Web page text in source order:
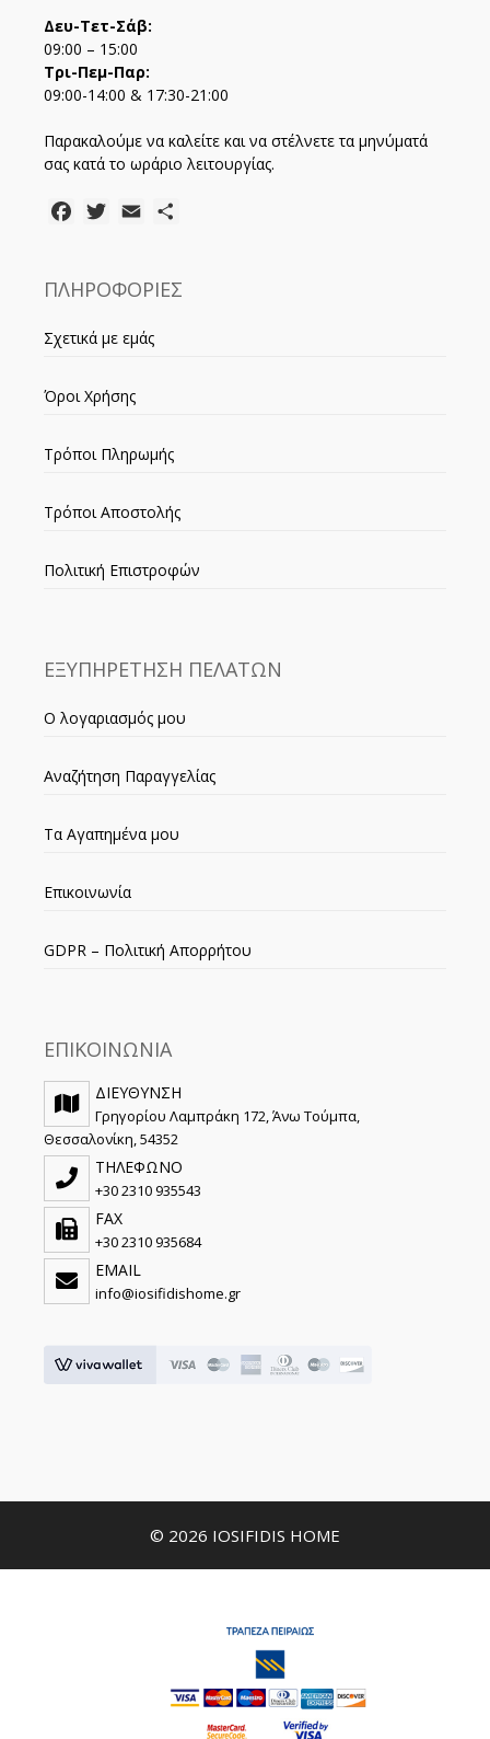
Δευ-Τετ-Σάβ:
09:00 – 15:00
Τρι-Πεμ-Παρ:
09:00-14:00 & 17:30-21:00
Παρακαλούμε να καλείτε και να στέλνετε τα μηνύματά
σας κατά το ωράριο λειτουργίας.
FacebookTwitter
Email
ΠΛΗΡΟΦΟΡΙΕΣ
Σχετικά με εμάς
Όροι Χρήσης
Τρόποι Πληρωμής
Τρόποι Αποστολής
Πολιτική Επιστροφών
ΕΞΥΠΗΡΕΤΗΣΗ ΠΕΛΑΤΩΝ
Ο λογαριασμός μου
Αναζήτηση Παραγγελίας
Τα Αγαπημένα μου
Επικοινωνία
GDPR – Πολιτική Απορρήτου
ΕΠΙΚΟΙΝΩΝΙΑ
ΔΙΕΥΘΥΝΣΗ
Γρηγορίου Λαμπράκη 172, Άνω Τούμπα,
Θεσσαλονίκη, 54352
ΤΗΛΕΦΩΝΟ
+30 2310 935543
FAX
+30 2310 935684
EMAIL
info@iosifidishome.gr
© 2026 IOSIFIDIS HOME